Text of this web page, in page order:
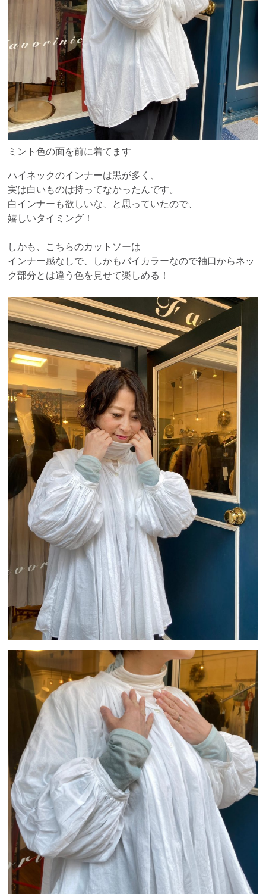
ミント色の面を前に着てます
ハイネックのインナーは黒が多く、
実は白いものは持ってなかったんです。
白インナーも欲しいな、と思っていたので、
嬉しいタイミング！
しかも、こちらのカットソーは
インナー感なしで、しかもバイカラーなので袖口からネッ
ク部分とは違う色を見せて楽しめる！